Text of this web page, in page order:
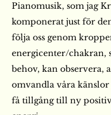
Pianomusik, som jag
komponerat just för
följa oss genom
energicenter/chakran,
behov, kan observera,
omvandla våra
få tillgång till ny